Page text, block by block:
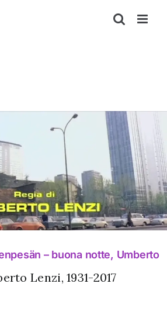
– buona notte, Umberto
Lenzi, 1931-2017